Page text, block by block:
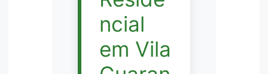
ncial
em Vila